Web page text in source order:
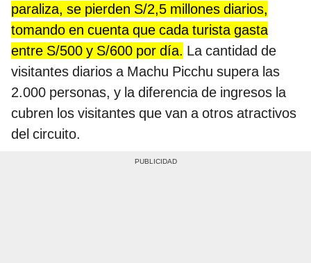
paraliza, se pierden S/2,5 millones diarios,
tomando en cuenta que cada turista gasta
entre S/500 y S/600 por día. La cantidad de
visitantes diarios a Machu Picchu supera las
2.000 personas, y la diferencia de ingresos la
cubren los visitantes que van a otros atractivos
del circuito.